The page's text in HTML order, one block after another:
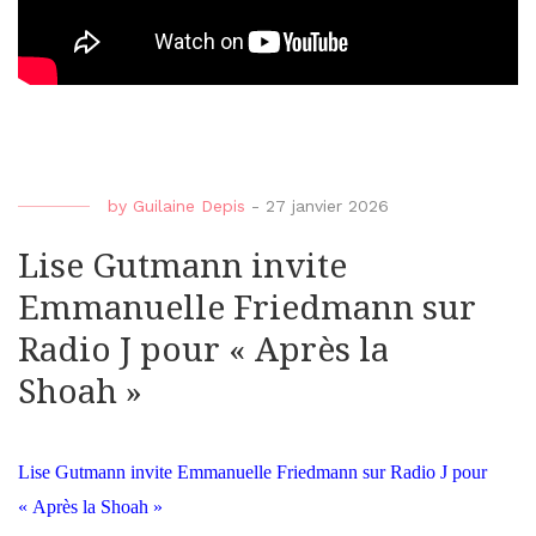
by Guilaine Depis - 27 janvier 2026
Lise Gutmann invite
Emmanuelle Friedmann sur
Radio J pour « Après la
Shoah »
Lise Gutmann invite Emmanuelle Friedmann sur Radio J pour
« Après la Shoah »